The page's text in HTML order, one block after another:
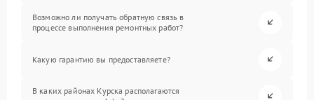
Возможно ли получать обратную связь в
процессе выполнения ремонтных работ?
Какую гарантию вы предоставляете?
В каких районах Курска располагаются